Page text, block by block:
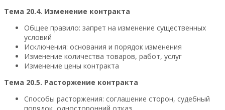
Тема 20.4. Изменение контракта
Общее правило: запрет на изменение существенных
условий
Исключения: основания и порядок изменения
Изменение количества товаров, работ, услуг
Изменение цены контракта
Тема 20.5. Расторжение контракта
Способы расторжения: соглашение сторон, судебный